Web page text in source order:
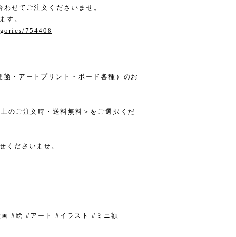
せてご注文くださいませ。
す。
754408
・アートプリント・ボード各種）のお
のご注文時・送料無料＞をご選択くだ
くださいませ。
#絵 #アート #イラスト #ミニ額